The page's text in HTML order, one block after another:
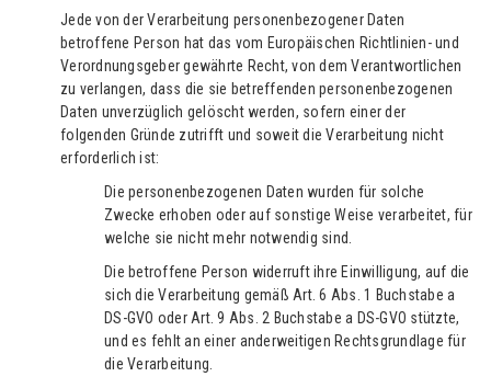
Jede von der Verarbeitung personenbezogener Daten
betroffene Person hat das vom Europäischen Richtlinien- und
Verordnungsgeber gewährte Recht, von dem Verantwortlichen
zu verlangen, dass die sie betreffenden personenbezogenen
Daten unverzüglich gelöscht werden, sofern einer der
folgenden Gründe zutrifft und soweit die Verarbeitung nicht
erforderlich ist:
Die personenbezogenen Daten wurden für solche
Zwecke erhoben oder auf sonstige Weise verarbeitet, für
welche sie nicht mehr notwendig sind.
Die betroffene Person widerruft ihre Einwilligung, auf die
sich die Verarbeitung gemäß Art. 6 Abs. 1 Buchstabe a
DS-GVO oder Art. 9 Abs. 2 Buchstabe a DS-GVO stützte,
und es fehlt an einer anderweitigen Rechtsgrundlage für
die Verarbeitung.